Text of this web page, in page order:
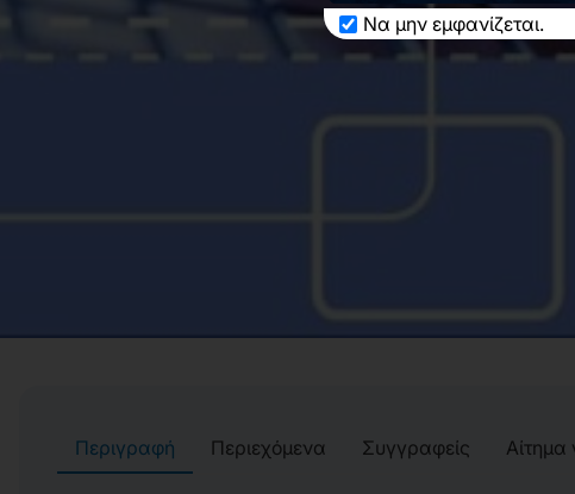
Να μην εμφανίζεται.
Περιγραφή Περιεχόμενα Συγγραφείς Αίτημα